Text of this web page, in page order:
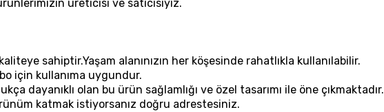
üreticisi ve satıcısıyız.
sahiptir.Yaşam alanınızın her köşesinde rahatlıkla kullanılabilir.
için kullanıma uygundur.
dayanıklı olan bu ürün sağlamlığı ve özel tasarımı ile öne çıkmaktadır.
katmak istiyorsanız doğru adrestesiniz.